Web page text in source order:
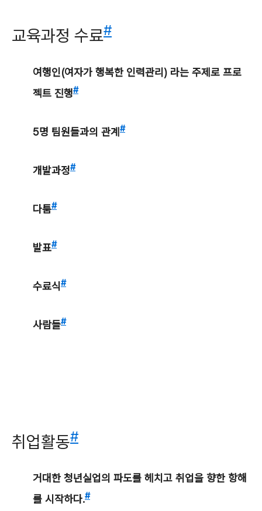
교육과정 수료#
여행인(여자가 행복한 인력관리) 라는 주제로 프로
젝트 진행#
5명 팀원들과의 관계#
개발과정#
다툼#
발표#
수료식 #
사람들#
취업활동#
거대한 청년실업의 파도를 헤치고 취업을 향한 항해
를 시작하다.#